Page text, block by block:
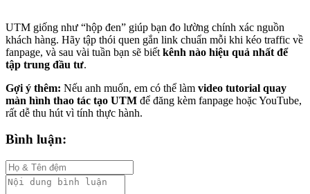
UTM giống như “hộp đen” giúp bạn đo lường chính xác nguồn
khách hàng. Hãy tập thói quen gắn link chuẩn mỗi khi kéo traffic về
fanpage, và sau vài tuần bạn sẽ biết kênh nào hiệu quả nhất để
tập trung đầu tư.
Gợi ý thêm: Nếu anh muốn, em có thể làm video tutorial quay
màn hình thao tác tạo UTM để đăng kèm fanpage hoặc YouTube,
rất dễ thu hút vì tính thực hành.
Bình luận: